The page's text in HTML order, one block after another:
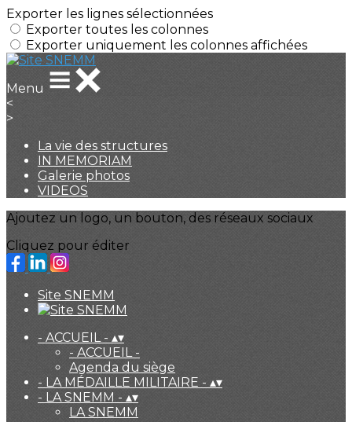
Exporter les lignes sélectionnées
Exporter toutes les colonnes
Exporter uniquement les colonnes affichées
Menu
<
>
La vie des structures
IN MEMORIAM
Galerie photos
VIDEOS
Ajoutez un logo, un bouton, des réseaux sociaux
Cliquez pour éditer
Site SNEMM
- ACCUEIL - ▴▾
- ACCUEIL -
Agenda du siège
- LA MÉDAILLE MILITAIRE - ▴▾
- LA SNEMM - ▴▾
LA SNEMM